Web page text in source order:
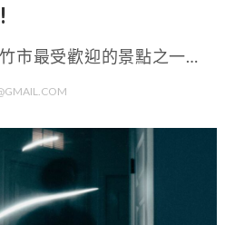
市最受歡迎的景點之一…